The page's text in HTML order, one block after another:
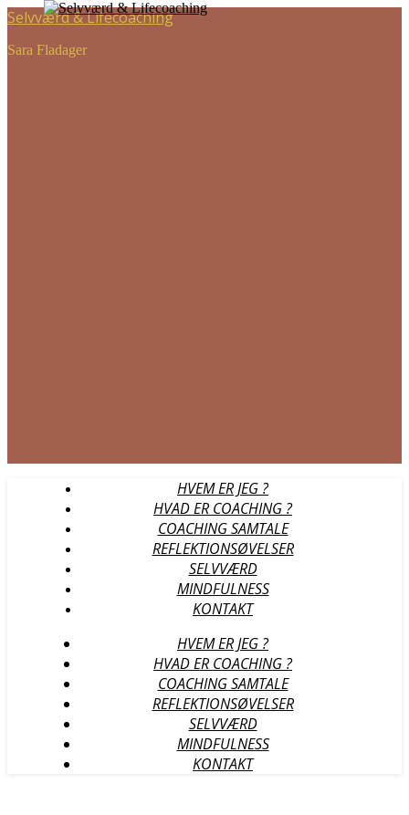
Selvværd & Lifecoaching
Sara Fladager
HVEM ER JEG ?
HVAD ER COACHING ?
COACHING SAMTALE
REFLEKTIONSØVELSER
SELVVÆRD
MINDFULNESS
KONTAKT
HVEM ER JEG ?
HVAD ER COACHING ?
COACHING SAMTALE
REFLEKTIONSØVELSER
SELVVÆRD
MINDFULNESS
KONTAKT